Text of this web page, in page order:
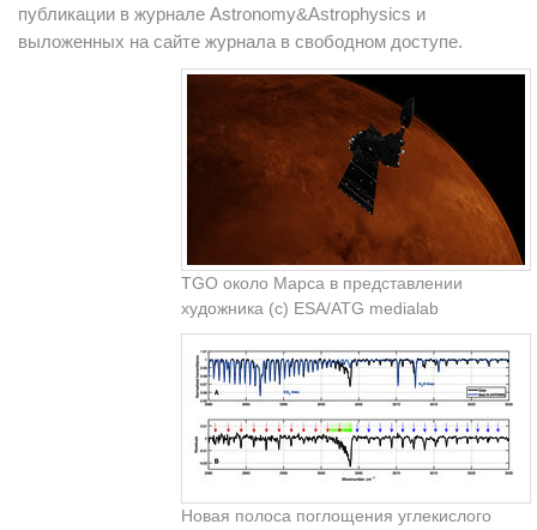
публикации в журнале Astronomy&Astrophysics и
выложенных на сайте журнала в свободном доступе.
TGO около Марса в представлении
художника (c) ESA/ATG medialab
Новая полоса поглощения углекислого